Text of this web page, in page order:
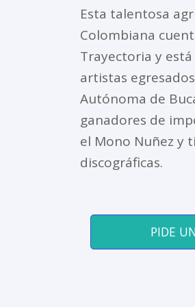
Esta talentosa
Colombiana
Trayectoria y
artistas
Autónoma de
ganadores de
el Mono Nuñez y
discográficas.
PIDE